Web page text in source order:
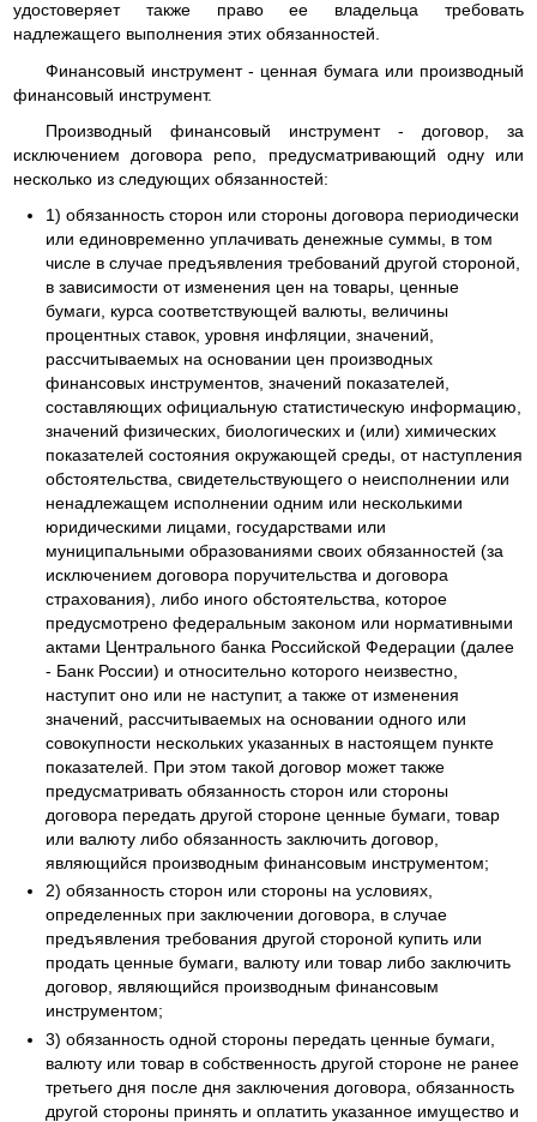
удостоверяет также право ее владельца требовать
надлежащего выполнения этих обязанностей.
Финансовый инструмент - ценная бумага или производный
финансовый инструмент.
Производный финансовый инструмент - договор, за
исключением договора репо, предусматривающий одну или
несколько из следующих обязанностей:
1) обязанность сторон или стороны договора периодически
или единовременно уплачивать денежные суммы, в том
числе в случае предъявления требований другой стороной,
в зависимости от изменения цен на товары, ценные
бумаги, курса соответствующей валюты, величины
процентных ставок, уровня инфляции, значений,
рассчитываемых на основании цен производных
финансовых инструментов, значений показателей,
составляющих официальную статистическую информацию,
значений физических, биологических и (или) химических
показателей состояния окружающей среды, от наступления
обстоятельства, свидетельствующего о неисполнении или
ненадлежащем исполнении одним или несколькими
юридическими лицами, государствами или
муниципальными образованиями своих обязанностей (за
исключением договора поручительства и договора
страхования), либо иного обстоятельства, которое
предусмотрено федеральным законом или нормативными
актами Центрального банка Российской Федерации (далее
- Банк России) и относительно которого неизвестно,
наступит оно или не наступит, а также от изменения
значений, рассчитываемых на основании одного или
совокупности нескольких указанных в настоящем пункте
показателей. При этом такой договор может также
предусматривать обязанность сторон или стороны
договора передать другой стороне ценные бумаги, товар
или валюту либо обязанность заключить договор,
являющийся производным финансовым инструментом;
2) обязанность сторон или стороны на условиях,
определенных при заключении договора, в случае
предъявления требования другой стороной купить или
продать ценные бумаги, валюту или товар либо заключить
договор, являющийся производным финансовым
инструментом;
3) обязанность одной стороны передать ценные бумаги,
валюту или товар в собственность другой стороне не ранее
третьего дня после дня заключения договора, обязанность
другой стороны принять и оплатить указанное имущество и